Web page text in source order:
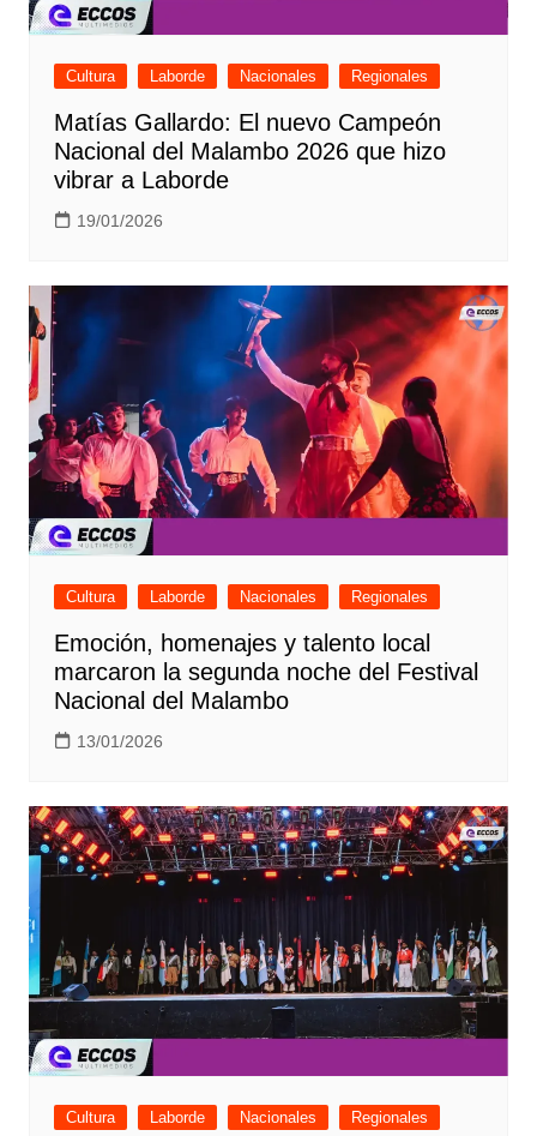
Cultura Laborde Nacionales Regionales
Matías Gallardo: El nuevo Campeón
Nacional del Malambo 2026 que hizo
vibrar a Laborde
19/01/2026
Cultura Laborde Nacionales Regionales
Emoción, homenajes y talento local
marcaron la segunda noche del Festival
Nacional del Malambo
13/01/2026
Cultura Laborde Nacionales Regionales